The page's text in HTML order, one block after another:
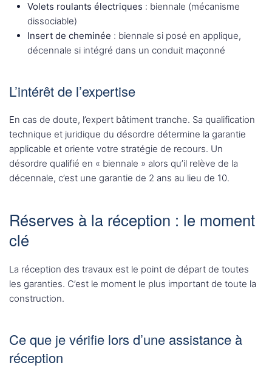
Volets roulants électriques : biennale (mécanisme
dissociable)
Insert de cheminée : biennale si posé en applique,
décennale si intégré dans un conduit maçonné
L’intérêt de l’expertise
En cas de doute, l’expert bâtiment tranche. Sa qualification
technique et juridique du désordre détermine la garantie
applicable et oriente votre stratégie de recours. Un
désordre qualifié en « biennale » alors qu’il relève de la
décennale, c’est une garantie de 2 ans au lieu de 10.
Réserves à la réception : le moment
clé
La réception des travaux est le point de départ de toutes
les garanties. C’est le moment le plus important de toute la
construction.
Ce que je vérifie lors d’une assistance à
réception